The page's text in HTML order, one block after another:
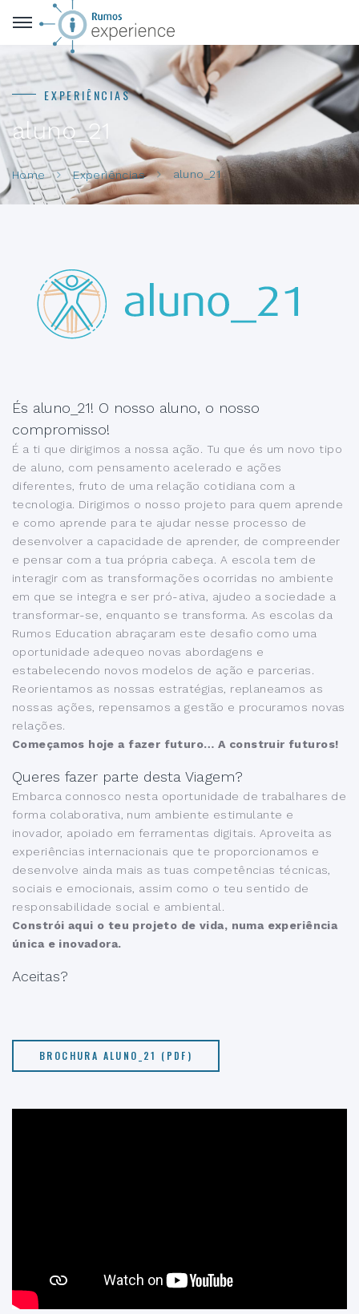
EXPERIÊNCIAS
aluno_21
Home Experiências aluno_21
És aluno_21! O nosso aluno, o nosso
compromisso!
É a ti que dirigimos a nossa ação. Tu que és um novo tipo
de aluno, com pensamento acelerado e ações
diferentes, fruto de uma relação cotidiana com a
tecnologia. Dirigimos o nosso projeto para quem aprende
e como aprende para te ajudar nesse processo de
desenvolver a capacidade de aprender, de compreender
e pensar com a tua própria cabeça. A escola tem de
interagir com as transformações ocorridas no ambiente
em que se integra e ser pró-ativa, ajudeo a sociedade a
transformar-se, enquanto se transforma. As escolas da
Rumos Education abraçaram este desafio como uma
oportunidade adequeo novas abordagens e
estabelecendo novos modelos de ação e parcerias.
Reorientamos as nossas estratégias, replaneamos as
nossas ações, repensamos a gestão e procuramos novas
relações.
Começamos hoje a fazer futuro… A construir futuros!
Queres fazer parte desta Viagem?
Embarca connosco nesta oportunidade de trabalhares de
forma colaborativa, num ambiente estimulante e
inovador, apoiado em ferramentas digitais. Aproveita as
experiências internacionais que te proporcionamos e
desenvolve ainda mais as tuas competências técnicas,
sociais e emocionais, assim como o teu sentido de
responsabilidade social e ambiental.
Constrói aqui o teu projeto de vida, numa experiência
única e inovadora.
Aceitas?
BROCHURA ALUNO_21 (PDF)